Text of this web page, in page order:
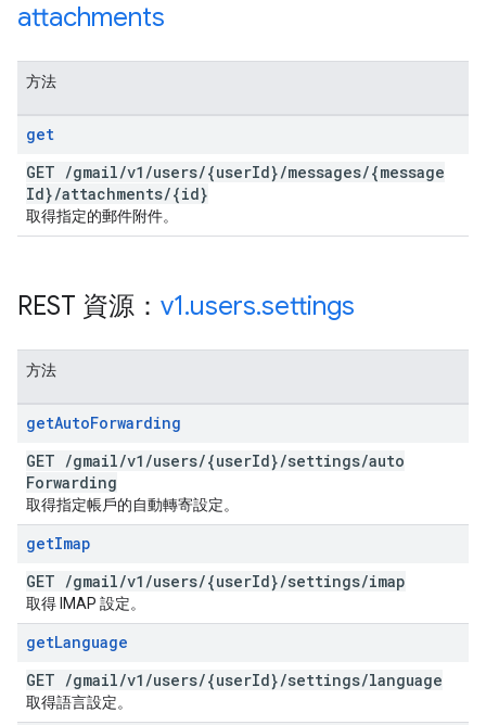
attachments
方法
get
GET /gmail/v1 /users/{userId}/messages/{message
Id}/attachments/{id}
取得指定的郵件附件。
REST 資源： v1.users.settings
方法
getAutoForwarding
GET /gmail/v1 /users/{userId}/settings/auto
Forwarding
取得指定帳戶的自動轉寄設定。
getImap
GET /gmail/v1 /users/{userId}/settings/imap
取得 IMAP 設定。
getLanguage
GET /gmail/v1 /users/{userId}/settings/language
取得語言設定。